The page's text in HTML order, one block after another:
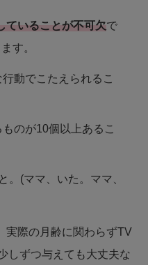
ていることが不可欠で
す。
動でこたえられるこ
のが10個以上あるこ
。(ママ、いた。ママ、
実際の月齢に関わらずTV
しずつ与えても大丈夫な